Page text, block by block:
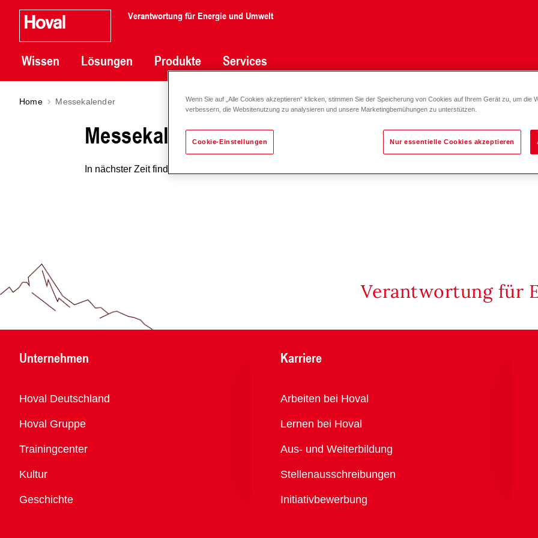
Verantwortung für Energie und Umwelt
Wissen Lösungen Produkte Services
Home Messekalender
Messekalender
In nächster Zeit finden keine Veranstaltungen statt.
Verantwortung für
Unternehmen
Übersicht
Hoval Deutschland
Hoval Gruppe
Trainingcenter
Kultur
Geschichte
Karriere
Übersicht
Arbeiten bei Hoval
Lernen bei Hoval
Aus- und Weiterbildung
Stellenausschreibungen
Initiativbewerbung
Wenn Sie auf „Alle Cookies akzeptieren“ klicken, stimmen Sie der Speicherung von Cookies auf Ihrem Gerät zu, um die
verbessern, die Websitenutzung zu analysieren und unsere Marketingbemühungen zu unterstützen.
Cookie-Einstellungen Nur essentielle Cookies akzeptieren